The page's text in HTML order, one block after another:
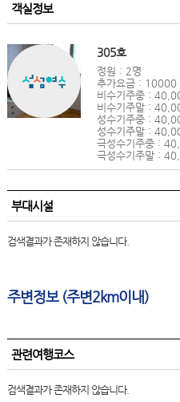
객실정보
305호
정원 : 2명
추가요금 : 10000
비수기주중 :
비수기주말 :
성수기주중 :
성수기주말 :
극성수기주중 :
극성수기주말 :
부대시설
검색결과가 존재하지 않습니다.
주변정보 (주변2km이내)
관련여행코스
검색결과가 존재하지 않습니다.